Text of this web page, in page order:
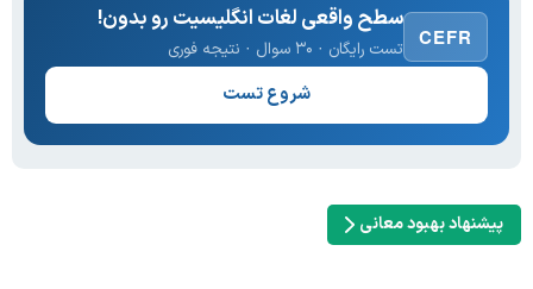
CEFR
سطح واقعی لغات انگلیسیت رو بدون!
تست رایگان · ۳۰ سوال · نتیجه فوری
شروع تست
پیشنهاد بهبود معانی